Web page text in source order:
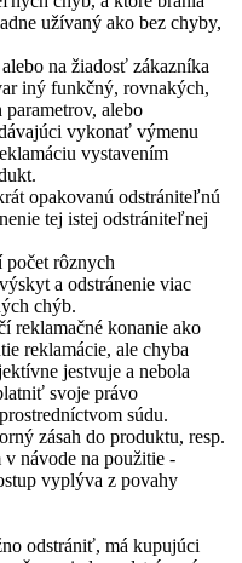
užívaný ako bez chyby,
na žiadosť zákazníka
iný funkčný, rovnakých,
alebo
vykonať výmenu
vystavením
opakovanú odstrániteľnú
tej istej odstrániteľnej
počet rôznych
a odstránenie viac
chýb.
reklamačné konanie ako
reklamácie, ale chyba
jestvuje a nebola
svoje právo
súdu.
zásah do produktu, resp.
v návode na použitie -
vyplýva z povahy
odstrániť, má kupujúci